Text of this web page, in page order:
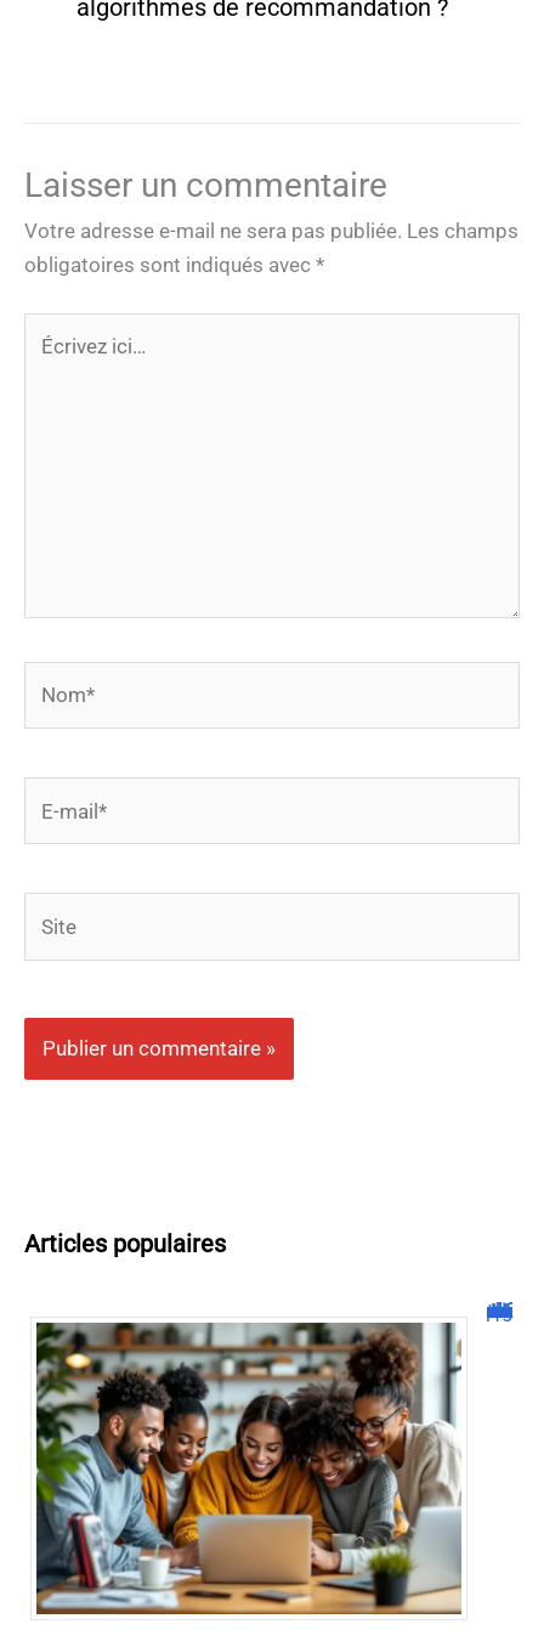
algorithmes de recommandation ?
Laisser un commentaire
Votre adresse e-mail ne sera pas publiée. Les champs
obligatoires sont indiqués avec *
mail*
Articles populaires
Malgrim com : tout ce que vous devez savoir sur la plateforme !